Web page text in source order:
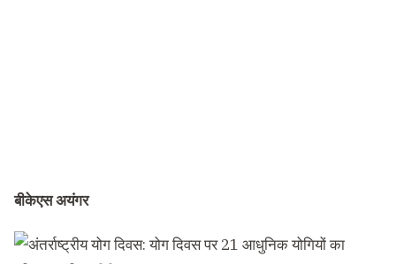
बीकेएस अयंगर